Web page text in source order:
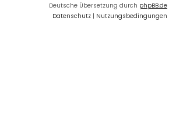
Deutsche Übersetzung durch phpBB.de
Datenschutz | Nutzungsbedingungen